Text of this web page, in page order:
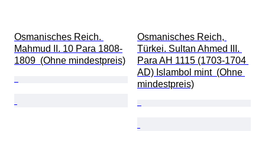
Osmanisches Reich.
Mahmud II. 10 Para 1808-
1809  (Ohne mindestpreis)
Osmanisches Reich,
Türkei. Sultan Ahmed III.
Para AH 1115 (1703-1704
AD) Islambol mint  (Ohne
mindestpreis)